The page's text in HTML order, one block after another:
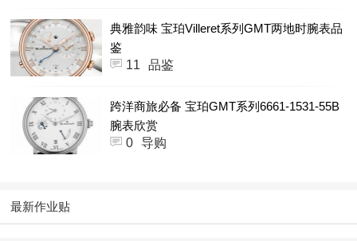
典雅韵味 宝珀Villeret系列GMT两地时腕表品
鉴
11
品鉴
跨洋商旅必备 宝珀GMT系列6661-1531-55B
腕表欣赏
0
导购
最新作业贴